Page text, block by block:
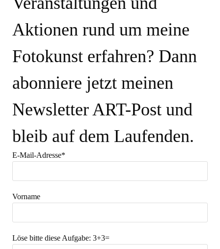
Aktionen rund um meine
Fotokunst erfahren? Dann
abonniere jetzt meinen
Newsletter ART-Post und
bleib auf dem Laufenden.
E-Mail-Adresse*
Vorname
Löse bitte diese Aufgabe: 3+3=